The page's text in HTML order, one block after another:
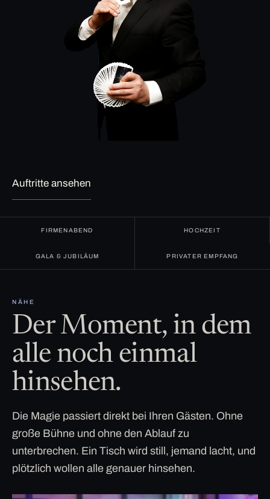
Auftritte ansehen
FIRMENABEND HOCHZEIT
GALA & JUBILÄUM PRIVATER EMPFANG
NÄHE
Der Moment, in dem
alle noch einmal
hinsehen.
Die Magie passiert direkt bei Ihren Gästen. Ohne
große Bühne und ohne den Ablauf zu
unterbrechen. Ein Tisch wird still, jemand lacht, und
plötzlich wollen alle genauer hinsehen.